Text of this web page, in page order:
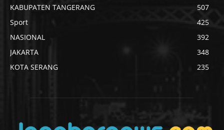
KABUPATEN TANGERANG
507
Sport
425
NASIONAL
392
JAKARTA
348
KOTA SERANG
235